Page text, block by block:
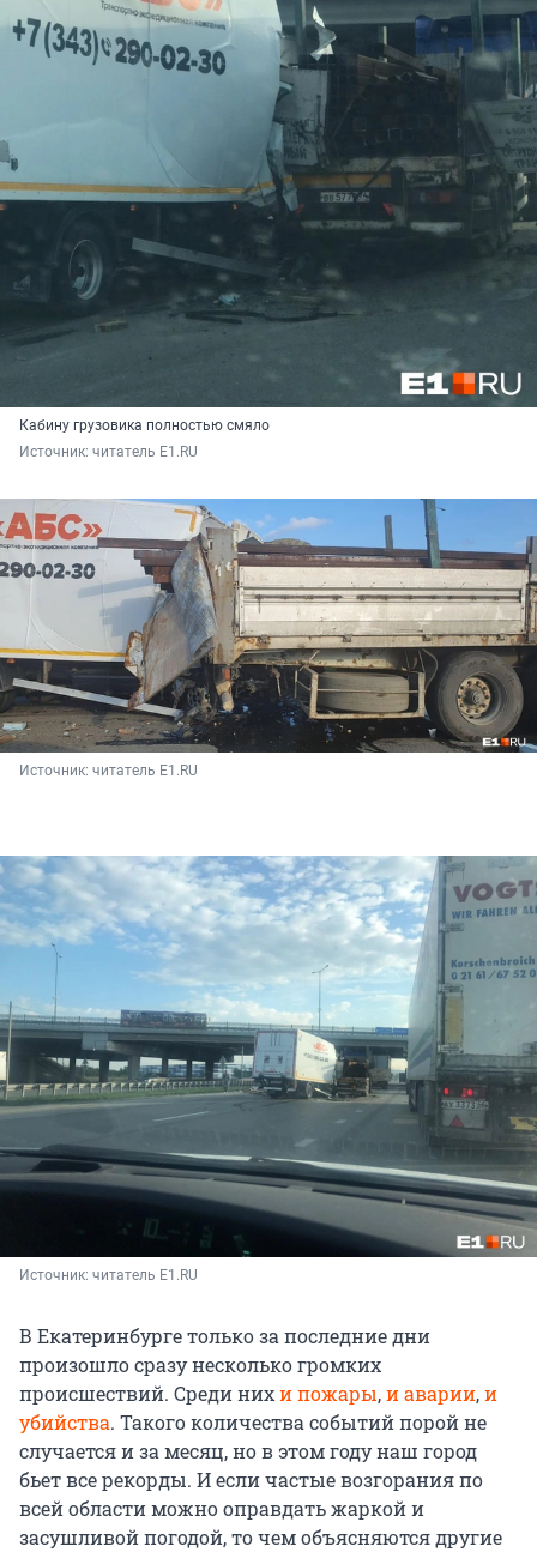
Кабину грузовика полностью смяло
Источник: читатель E1.RU
Источник: читатель E1.RU
Источник: читатель E1.RU
В Екатеринбурге только за последние дни
произошло сразу несколько громких
происшествий. Среди нихи пожары,и аварии,и
убийства. Такого количества событий порой не
случается и за месяц, но в этом году наш город
бьет все рекорды. И если частые возгорания по
всей области можно оправдать жаркой и
засушливой погодой, то чем объясняются другие